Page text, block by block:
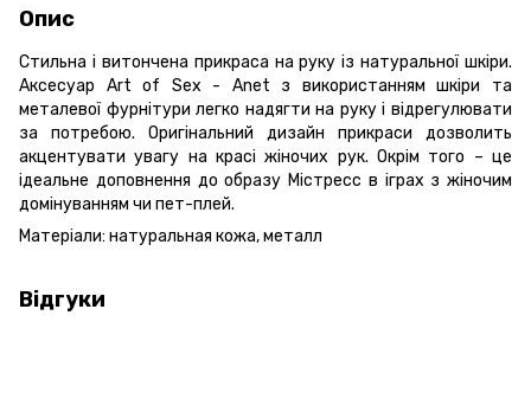
Опис
Стильна і витончена прикраса на руку із натуральної шкіри.
Аксесуар Art of Sex - Anet з використанням шкіри та
металевої фурнітури легко надягти на руку і відрегулювати
за потребою. Оригінальний дизайн прикраси дозволить
акцентувати увагу на красі жіночих рук. Окрім того – це
ідеальне доповнення до образу Містресс в іграх з жіночим
домінуванням чи пет-плей.
Матеріали: натуральная кожа, металл
Відгуки